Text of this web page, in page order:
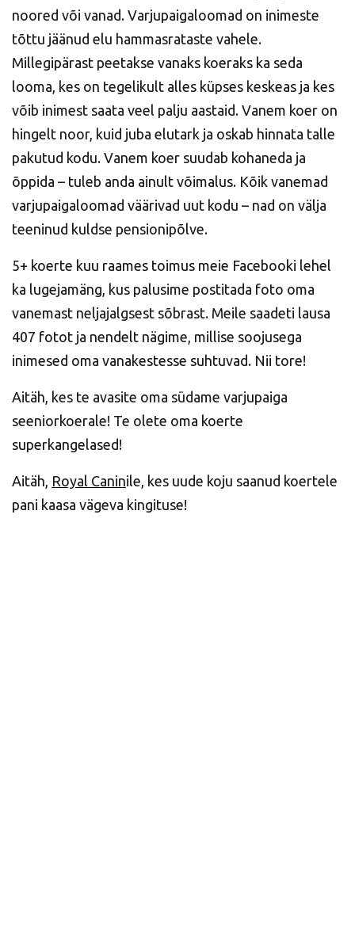
noored või vanad. Varjupaigaloomad on inimeste
tõttu jäänud elu hammasrataste vahele.
Millegipärast peetakse vanaks koeraks ka seda
looma, kes on tegelikult alles küpses keskeas ja kes
võib inimest saata veel palju aastaid. Vanem koer on
hingelt noor, kuid juba elutark ja oskab hinnata talle
pakutud kodu. Vanem koer suudab kohaneda ja
õppida – tuleb anda ainult võimalus. Kõik vanemad
varjupaigaloomad väärivad uut kodu – nad on välja
teeninud kuldse pensionipõlve.
5+ koerte kuu raames toimus meie Facebooki lehel
ka lugejamäng, kus palusime postitada foto oma
vanemast neljajalgsest sõbrast. Meile saadeti lausa
407 fotot ja nendelt nägime, millise soojusega
inimesed oma vanakestesse suhtuvad. Nii tore!
Aitäh, kes te avasite oma südame varjupaiga
seeniorkoerale! Te olete oma koerte
superkangelased!
Aitäh, Royal Caninile, kes uude koju saanud koertele
pani kaasa vägeva kingituse!